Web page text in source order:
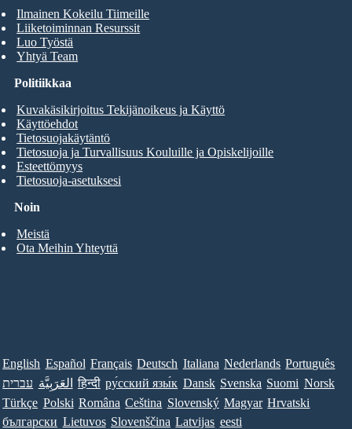
Ilmainen Kokeilu Tiimeille
Liiketoiminnan Resurssit
Luo Työstä
Yhtyä Team
Noin
Meistä
Ota Meihin Yhteyttä
Politiikkaa
Kuvakäsikirjoitus Tekijänoikeus ja Käyttö
Käyttöehdot
Tietosuojakäytäntö
Tietosuoja ja Turvallisuus Kouluille ja Opiskelijoille
Esteettömyys
Tietosuoja-asetuksesi
English Español Français Deutsch Italiana Nederlands Português
עברית العَرَبِيَّة हिन्दी ру́сский язы́к Dansk Svenska Suomi Norsk
Türkçe Polski Româna Ceština Slovenský Magyar Hrvatski
български Lietuvos Slovenščina Latvijas eesti